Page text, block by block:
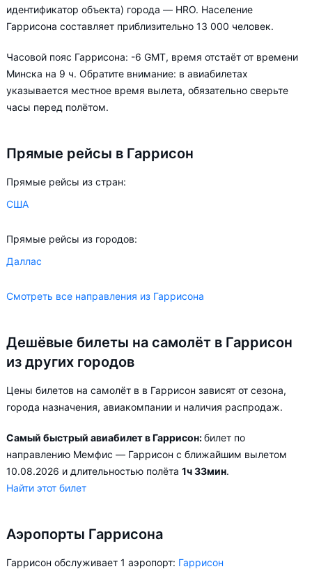
цена билета на самолёт в Гаррисон может измениться
более чем в два раза.
Aviasales.by советует купить авиабилеты в Гаррисон заранее,
чтобы вы могли выбирать условия перелёта, ориентируясь на
свои пожелания и финансовые возможности.
идентификатор объекта) города — HRO. Население
Гаррисона составляет приблизительно 13 000 человек.
Часовой пояс Гаррисона: -6 GMT, время отстаёт от времени
Минска на 9 ч. Обратите внимание: в авиабилетах
указывается местное время вылета, обязательно сверьте
часы перед полётом.
Прямые рейсы в Гаррисон
Прямые рейсы из стран:
США
Прямые рейсы из городов:
Даллас
Смотреть все направления из Гаррисона
Дешёвые билеты на самолёт в Гаррисон
из других городов
Цены билетов на самолёт в в Гаррисон зависят от сезона,
города назначения, авиакомпании и наличия распродаж.
Самый быстрый авиабилет в Гаррисон:билет по
направлению Мемфис — Гаррисон с ближайшим вылетом
10.08.2026 и длительностью полёта 1ч 33мин.
Найти этот билет
Аэропорты Гаррисона
Гаррисон обслуживает 1 аэропорт: Гаррисон